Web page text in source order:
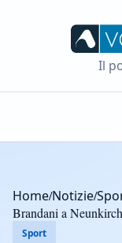
Il
Home/Notizie/
Brandani a
Sport